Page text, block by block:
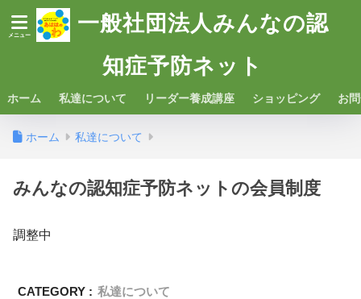
一般社団法人みんなの認
知症予防ネット
ホーム 私達について リーダー養成講座 ショッピング お
ホーム 私達について
みんなの認知症予防ネットの会員制度
調整中
CATEGORY : 私達について